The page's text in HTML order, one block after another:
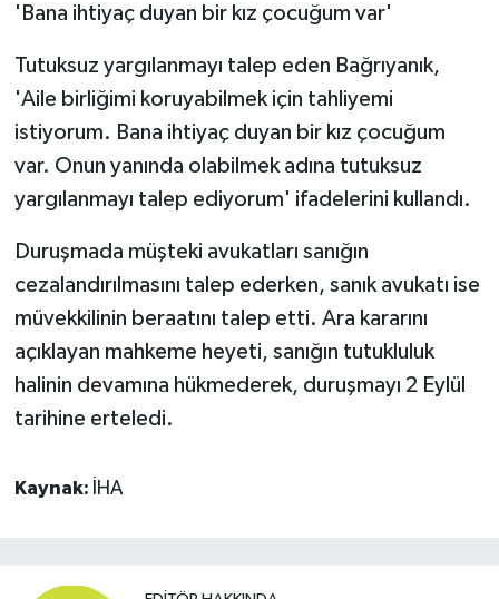
'Bana ihtiyaç duyan bir kız çocuğum var'
Tutuksuz yargılanmayı talep eden Bağrıyanık,
'Aile birliğimi koruyabilmek için tahliyemi
istiyorum. Bana ihtiyaç duyan bir kız çocuğum
var. Onun yanında olabilmek adına tutuksuz
yargılanmayı talep ediyorum' ifadelerini kullandı.
Duruşmada müşteki avukatları sanığın
cezalandırılmasını talep ederken, sanık avukatı ise
müvekkilinin beraatını talep etti. Ara kararını
açıklayan mahkeme heyeti, sanığın tutukluluk
halinin devamına hükmederek, duruşmayı 2 Eylül
tarihine erteledi.
Kaynak: İHA